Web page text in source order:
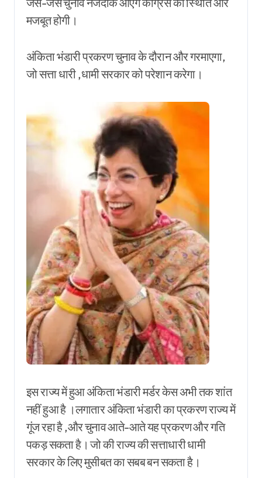
मजबूत होगी।
अंकिता भंडारी प्रकरण चुनाव के दौरान और गरमाएगा,
जो सत्ता धारी ,धामी सरकार को परेशान करेगा।
इस राज्य में हुआ अंकिता भंडारी मर्डर केस अभी तक शांत
नहीं हुआ है ।लगातार अंकिता भंडारी का प्रकरण राज्य में
गूंज रहा है ,और चुनाव आते-आते यह प्रकरण और गति
पकड़ सकता है। जो की राज्य की सत्ताधारी धामी
सरकार के लिए मुसीबत का सबब बन सकता है।